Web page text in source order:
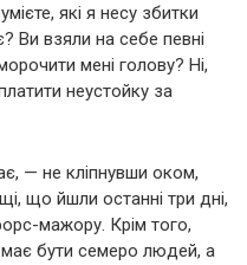
які я несу збитки
Ви взяли на себе певні
мені голову? Ні,
неустойку за
— не кліпнувши оком,
що йшли останні три дні,
мажору. Крім того,
має бути семеро людей, а